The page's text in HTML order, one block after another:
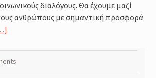
διαλόγους. Θα έχουμε μαζί
ανθρώπους με σημαντική προσφορά